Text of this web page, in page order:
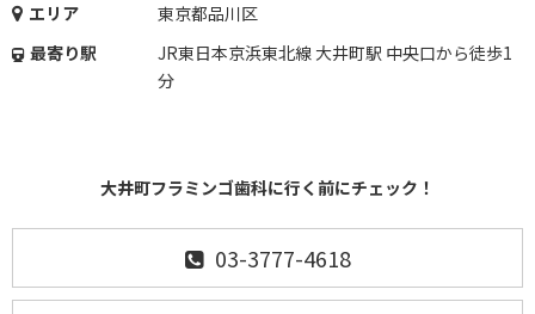
エリア
東京都品川区
最寄り駅
JR東日本京浜東北線 大井町駅 中央口から徒歩1
分
大井町フラミンゴ歯科に行く前にチェック！
03-3777-4618